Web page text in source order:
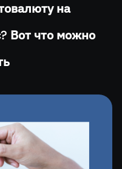
на
Вот что можно